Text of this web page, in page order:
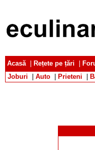
Acasă| Rețete pe țări
Joburi
Auto Prieteni